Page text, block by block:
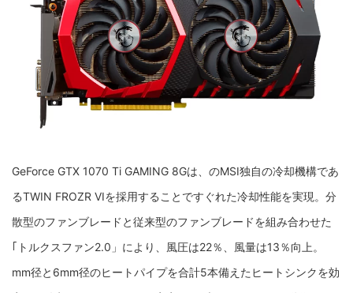
GeForce GTX 1070 Ti GAMING 8Gは、のMSI独自の冷却機構であ
るTWIN FROZR VIを採用することですぐれた冷却性能を実現。分
散型のファンブレードと従来型のファンブレードを組み合わせた
｢トルクスファン2.0」により、風圧は22％、風量は13％向上。
mm径と6mm径のヒートパイプを合計5本備えたヒートシンクを効